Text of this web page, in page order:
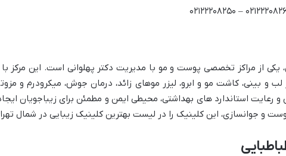
و بینی، کاشت مو و ابرو، لیزر موهای زائد، درمان جوش، میکرودرم و
استاندارد های بهداشتی، محیطی ایمن و مطمئن برای زیباجویان
و جوانسازی، این کلینیک را در لیست بهترین کلینیک زیبایی در شمال